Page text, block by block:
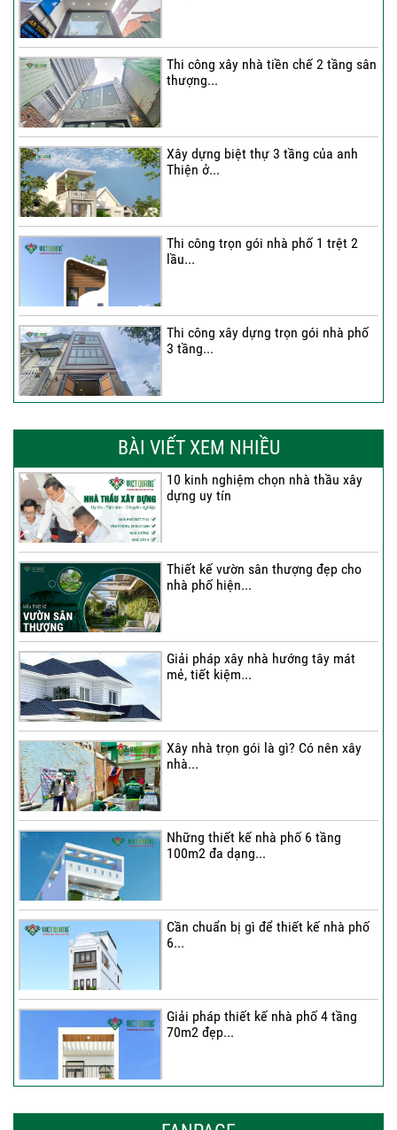
Thi công xây nhà tiền chế 2 tầng sân
thượng...
Xây dựng biệt thự 3 tầng của anh
Thiện ở...
Thi công trọn gói nhà phố 1 trệt 2
lầu...
Thi công xây dựng trọn gói nhà phố
3 tầng...
Anh...
BÀI VIẾT XEM NHIỀU
10 kinh nghiệm chọn nhà thầu xây
dựng uy tín
Thiết kế vườn sân thượng đẹp cho
nhà phố hiện...
Giải pháp xây nhà hướng tây mát
mẻ, tiết kiệm...
Xây nhà trọn gói là gì? Có nên xây
nhà...
Những thiết kế nhà phố 6 tầng
100m2 đa dạng...
Cần chuẩn bị gì để thiết kế nhà phố
6...
Giải pháp thiết kế nhà phố 4 tầng
70m2 đẹp...
đẹp, sang...